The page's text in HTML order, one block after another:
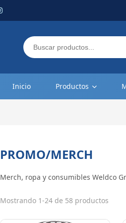
Inicio Productos
PROMO/MERCH
Merch, ropa y consumibles Weldco
Mostrando 1-24 de 58 productos